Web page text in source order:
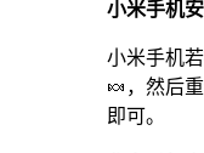
小米手机
小米手机
🍬，然后
即可。